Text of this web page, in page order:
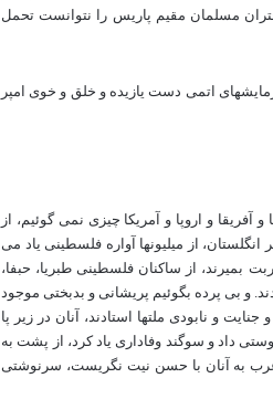
مسلمان مقیم پاریس را نتوانست تحمل
اتمی دست یازیده و خلق و خوی امپر
آفریقا و اروپا و آمریکا چیزی نمی گوئیم، از
از میلیونها آواره فلسطینی یاد می
بمیرند، از ساکنان فلسطینی طبریا، حبفا،
و بی پرده بگوئیم پریشانی و بدبختی موجود
و نابودی ملتها استادند، آنان در زیر پا
داد و سوگند وفاداری یاد کرد، از پشت به
عرب به آنان با حسن نیت نگریست، سرنوشتی